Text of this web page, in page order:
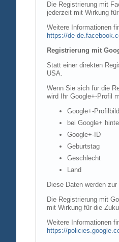
Die Registrierung mit
jederzeit mit Wirkung
Weitere Informationen
https://de-
Registrierung mit
Statt einer direkten
USA.
Wenn Sie sich für die
wird Ihr Google+-Profil
Google+-Profilbild
bei Google+
Google+-ID
Geburtstag
Geschlecht
Land
Diese Daten werden
Die Registrierung mit
mit Wirkung für die
Weitere Informationen
https://